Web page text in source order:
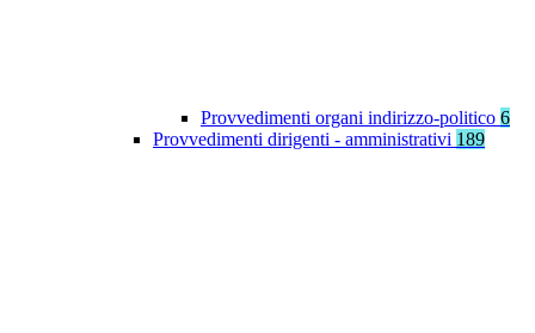
Provvedimenti organi indirizzo-politico 6
Provvedimenti dirigenti - amministrativi 189